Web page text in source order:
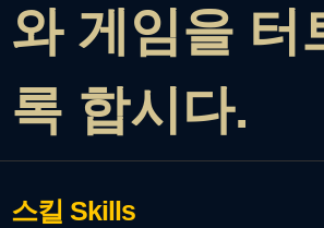
와 게임을 터
록 합시다.
스킬 Skills